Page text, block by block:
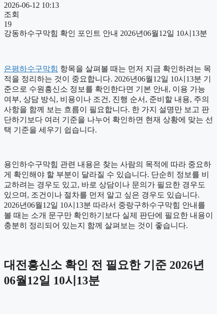
2026-06-12 10:13
조회
19
강동하수구막힘 확인 포인트 안내 2026년06월12일 10시13분
은평하수구막힘 항목을 살펴볼 때는 먼저 지금 확인하려는 목
적을 정리하는 것이 중요합니다. 2026년06월12일 10시13분 기
준으로 수원흥신소 정보를 확인한다면 기본 안내, 이용 가능
여부, 상담 방식, 비용이나 조건, 진행 순서, 준비할 내용, 주의
사항을 함께 보는 흐름이 필요합니다. 한 가지 설명만 보고 판
단하기보다 여러 기준을 나누어 확인하면 현재 상황에 맞는 선
택 기준을 세우기 쉽습니다.
용인하수구막힘 관련 내용은 찾는 사람의 목적에 따라 중요하
게 확인해야 할 부분이 달라질 수 있습니다. 단순히 정보를 비
교하려는 경우도 있고, 바로 상담이나 문의가 필요한 경우도
있으며, 조건이나 절차를 먼저 알고 싶은 경우도 있습니다.
2026년06월12일 10시13분 따라서 중랑구하수구막힘 안내를
볼 때는 소개 문구만 확인하기보다 실제 판단에 필요한 내용이
충분히 정리되어 있는지 함께 살펴보는 것이 좋습니다.
대전흥신소 확인 전 필요한 기준 2026년
06월12일 10시13분